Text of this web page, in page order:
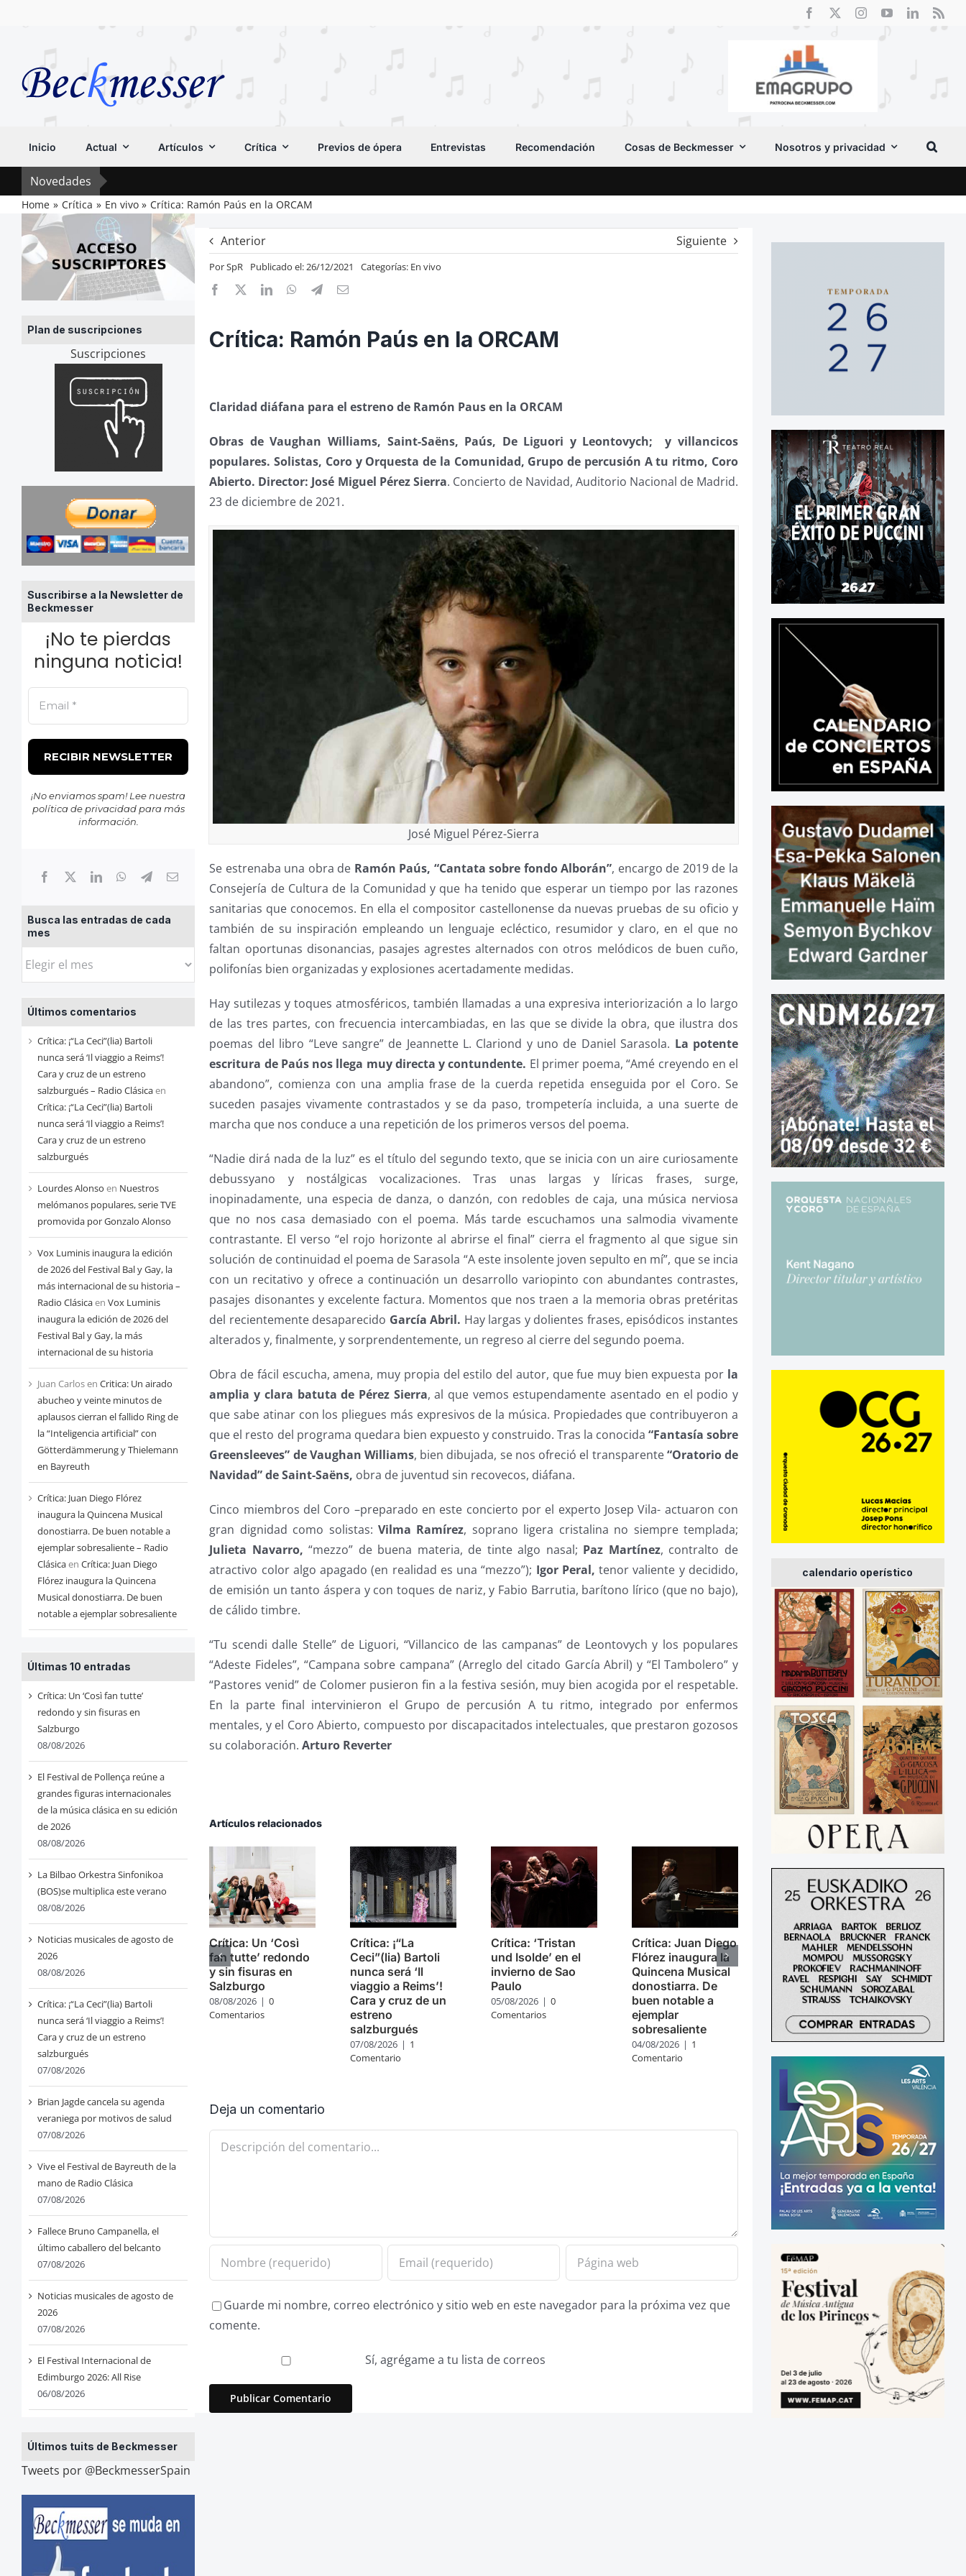
Inicio Actual Artículos Crítica Previos de ópera Entrevistas Recomendación Cosas de Beckmesser Nosotros y privacidad
Novedades
Home Crítica En vivo Crítica: Ramón Paús en la ORCAM
Plan de suscripciones
Suscripciones
Suscribirse a la Newsletter de
Beckmesser
¡No te pierdas
ninguna noticia!
¡No enviamos spam! Lee nuestra
política de privacidadpara más
información.
Busca las entradas de cada
mes
Busca
entradas
de
cada
mes
Últimos comentarios
Crítica: ¡“La Ceci”(lia) Bartoli
nunca será ‘Il viaggio a Reims’!
Cara y cruz de un estreno
salzburgués – Radio Clásicaen
Crítica: ¡“La Ceci”(lia) Bartoli
nunca será ‘Il viaggio a Reims’!
Cara y cruz de un estreno
salzburgués
Lourdes Alonso en Nuestros
melómanos populares, serie TVE
promovida por Gonzalo Alonso
Vox Luminis inaugura la edición
de 2026 del Festival Bal y Gay, la
más internacional de su historia –
Radio Clásicaen Vox Luminis
inaugura la edición de 2026 del
Festival Bal y Gay, la más
internacional de su historia
Juan Carlosen Critica: Un airado
abucheo y veinte minutos de
aplausos cierran el fallido Ring de
la “Inteligencia artificial” con
Götterdämmerung y Thielemann
en Bayreuth
Crítica: Juan Diego Flórez
inaugura la Quincena Musical
donostiarra. De buen notable a
ejemplar sobresaliente – Radio
Clásicaen Crítica: Juan Diego
Flórez inaugura la Quincena
Musical donostiarra. De buen
notable a ejemplar sobresaliente
Últimas 10 entradas
Crítica: Un ‘Così fan tutte’
redondo y sin fisuras en
Salzburgo
08/08/2026
El Festival de Pollença reúne a
grandes figuras internacionales
de la música clásica en su edición
de 2026
08/08/2026
La Bilbao Orkestra Sinfonikoa
(BOS)se multiplica este verano
08/08/2026
Noticias musicales de agosto de
2026
08/08/2026
Crítica: ¡“La Ceci”(lia) Bartoli
nunca será ‘Il viaggio a Reims’!
Cara y cruz de un estreno
salzburgués
07/08/2026
Brian Jagde cancela su agenda
veraniega por motivos de salud
07/08/2026
Vive el Festival de Bayreuth de la
mano de Radio Clásica
07/08/2026
Fallece Bruno Campanella, el
último caballero del belcanto
07/08/2026
Noticias musicales de agosto de
2026
07/08/2026
El Festival Internacional de
Edimburgo 2026: All Rise
06/08/2026
Últimos tuits de Beckmesser
Tweets por @BeckmesserSpain
Anterior Siguiente
PorSpR Publicado el: 26/12/2021 Categorías: En vivo
Crítica: Ramón Paús en la ORCAM
Claridad diáfana para el estreno de Ramón Paus en la ORCAM
Obras de Vaughan Williams, Saint-Saëns, Paús, De Liguori y Leontovych; y villancicos
populares. Solistas, Coro y Orquesta de la Comunidad, Grupo de percusión A tu ritmo, Coro
Abierto. Director: José Miguel Pérez Sierra. Concierto de Navidad, Auditorio Nacional de Madrid.
23 de diciembre de 2021.
José Miguel Pérez-Sierra
Se estrenaba una obra de Ramón Paús, “Cantata sobre fondo Alborán”, encargo de 2019 de la
Consejería de Cultura de la Comunidad y que ha tenido que esperar un tiempo por las razones
sanitarias que conocemos. En ella el compositor castellonense da nuevas pruebas de su oficio y
también de su inspiración empleando un lenguaje ecléctico, resumidor y claro, en el que no
faltan oportunas disonancias, pasajes agrestes alternados con otros melódicos de buen cuño,
polifonías bien organizadas y explosiones acertadamente medidas.
Hay sutilezas y toques atmosféricos, también llamadas a una expresiva interiorización a lo largo
de las tres partes, con frecuencia intercambiadas, en las que se divide la obra, que ilustra dos
poemas del libro “Leve sangre” de Jeannette L. Clariond y uno de Daniel Sarasola. La potente
escritura de Paús nos llega muy directa y contundente. El primer poema, “Amé creyendo en el
abandono”, comienza con una amplia frase de la cuerda repetida enseguida por el Coro. Se
suceden pasajes vivamente contrastados y se da paso, trompetería incluida, a una suerte de
marcha que nos conduce a una repetición de los primeros versos del poema.
“Nadie dirá nada de la luz” es el título del segundo texto, que se inicia con un aire curiosamente
debussyano y nostálgicas vocalizaciones. Tras unas largas y líricas frases, surge,
inopinadamente, una especia de danza, o danzón, con redobles de caja, una música nerviosa
que no nos casa demasiado con el poema. Más tarde escuchamos una salmodia vivamente
contrastante. El verso “el rojo horizonte al abrirse el final” cierra el fragmento al que sigue sin
solución de continuidad el poema de Sarasola “A este insolente joven sepulto en mí”, que se incia
con un recitativo y ofrece a continuación un desarrollo variopinto con abundantes contrastes,
pasajes disonantes y excelente factura. Momentos que nos traen a la memoria obras pretéritas
del recientemente desaparecido García Abril. Hay largas y dolientes frases, episódicos instantes
alterados y, finalmente, y sorprendentemente, un regreso al cierre del segundo poema.
Obra de fácil escucha, amena, muy propia del estilo del autor, que fue muy bien expuesta por la
amplia y clara batuta de Pérez Sierra, al que vemos estupendamente asentado en el podio y
que sabe atinar con los pliegues más expresivos de la música. Propiedades que contribuyeron a
que el resto del programa quedara bien expuesto y construido. Tras la conocida “Fantasía sobre
Greensleeves” deVaughan Williams, bien dibujada, se nos ofreció el transparente“Oratorio de
Navidad” de Saint-Saëns, obra de juventud sin recovecos, diáfana.
Cinco miembros del Coro –preparado en este concierto por el experto Josep Vila- actuaron con
gran dignidad como solistas:Vilma Ramírez, soprano ligera cristalina no siempre templada;
Julieta Navarro, “mezzo” de buena materia, de tinte algo nasal; Paz Martínez, contralto de
atractivo color algo apagado (en realidad es una “mezzo”); Igor Peral, tenor valiente y decidido,
de emisión un tanto áspera y con toques de nariz, y Fabio Barrutia, barítono lírico (que no bajo),
de cálido timbre.
“Tu scendi dalle Stelle” de Liguori, “Villancico de las campanas” de Leontovych y los populares
“Adeste Fideles”, “Campana sobre campana” (Arreglo del citado García Abril) y “El Tambolero” y
“Pastores venid” de Colomer pusieron fin a la festiva sesión, muy bien acogida por el respetable.
En la parte final intervinieron el Grupo de percusión A tu ritmo, integrado por enfermos
mentales, y el Coro Abierto, compuesto por discapacitados intelectuales, que prestaron gozosos
su colaboración.Arturo Reverter
Artículos relacionados
Crítica: Un ‘Così
fan tutte’ redondo
y sin fisuras en
Salzburgo
08/08/2026 | 0
Comentarios
Crítica: ¡“La
Ceci”(lia) Bartoli
nunca será ‘Il
viaggio a Reims’!
Cara y cruz de un
estreno
salzburgués
07/08/2026 | 1
Comentario
Crítica: ‘Tristan
und Isolde’ en el
invierno de Sao
Paulo
05/08/2026 | 0
Comentarios
Crítica: Juan Diego
Flórez inaugura la
Quincena Musical
donostiarra. De
buen notable a
ejemplar
sobresaliente
04/08/2026 | 1
Comentario
Deja un comentario
Comentario
Guarde mi nombre, correo electrónico y sitio web en este navegador para la próxima vez que
comente.
Sí, agrégame a tu lista de correos
calendario operístico